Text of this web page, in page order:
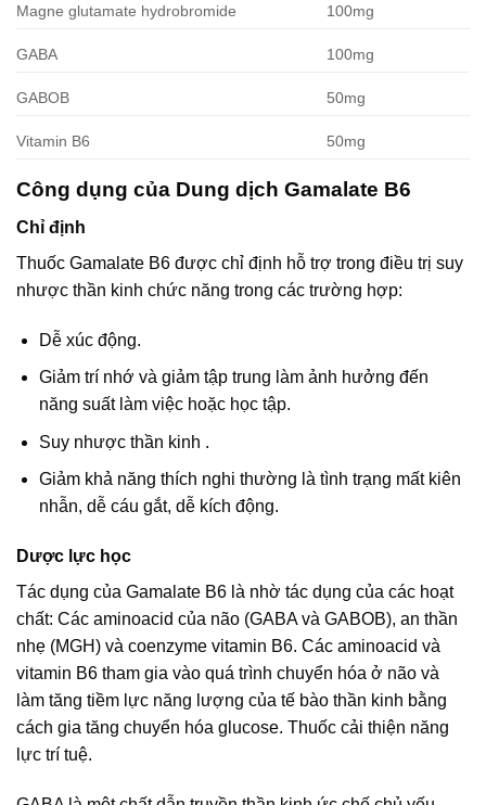
Magne glutamate hydrobromide 100mg
GABA 100mg
GABOB 50mg
Vitamin B6 50mg
Công dụng của Dung dịch Gamalate B6
Chỉ định
Thuốc Gamalate B6 được chỉ định hỗ trợ trong điều trị suy
nhược thần kinh chức năng trong các trường hợp:
Dễ xúc động.
Giảm trí nhớ và giảm tập trung làm ảnh hưởng đến
năng suất làm việc hoặc học tập.
Suy nhược thần kinh .
Giảm khả năng thích nghi thường là tình trạng mất kiên
nhẫn, dễ cáu gắt, dễ kích động.
Dược lực học
Tác dụng của Gamalate B6 là nhờ tác dụng của các hoạt
chất: Các aminoacid của não (GABA và GABOB), an thần
nhẹ (MGH) và coenzyme vitamin B6. Các aminoacid và
vitamin B6 tham gia vào quá trình chuyển hóa ở não và
làm tăng tiềm lực năng lượng của tế bào thần kinh bằng
cách gia tăng chuyển hóa glucose. Thuốc cải thiện năng
lực trí tuệ.